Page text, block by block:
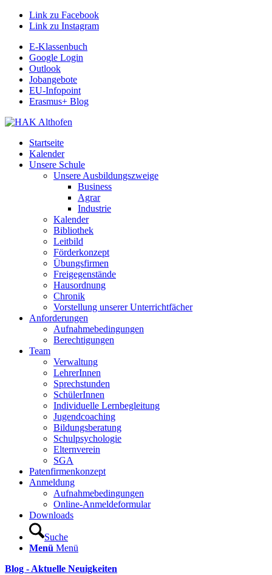
Link zu Facebook
Link zu Instagram
E-Klassenbuch
Google Login
Outlook
Jobangebote
EU-Infopoint
Erasmus+ Blog
Startseite
Kalender
Unsere Schule
Unsere Ausbildungszweige
Business
Agrar
Industrie
Kalender
Bibliothek
Leitbild
Förderkonzept
Übungsfirmen
Freigegenstände
Hausordnung
Chronik
Vorstellung unserer Unterrichtfächer
Anforderungen
Aufnahmebedingungen
Berechtigungen
Team
Verwaltung
LehrerInnen
Sprechstunden
SchülerInnen
Individuelle Lernbegleitung
Jugendcoaching
Bildungsberatung
Schulpsychologie
Elternverein
SGA
Patenfirmenkonzept
Anmeldung
Aufnahmebedingungen
Online-Anmeldeformular
Downloads
Suche
Menü Menü
Blog - Aktuelle Neuigkeiten